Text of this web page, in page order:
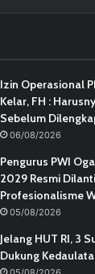
Izin Operasional
Kelar, FH :
Sebelum
06/08/2026
Pengurus PWI
2029 Resmi
Profesionalisme
05/08/2026
Jelang HUT RI, 3
Dukung